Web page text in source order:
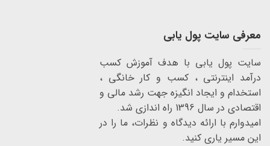
معرفی سایت پول یابی
سایت پول یابی با هدف آموزش کسب
درآمد اینترنتی ، کسب و کار خانگی ،
استخدام و ایجاد انگیزه جهت رشد مالی و
اقتصادی در سال 1396 راه اندازی شد.
امیدوارم با ارائه دیدگاه و نظرات، ما را در
این مسیر یاری کنید.